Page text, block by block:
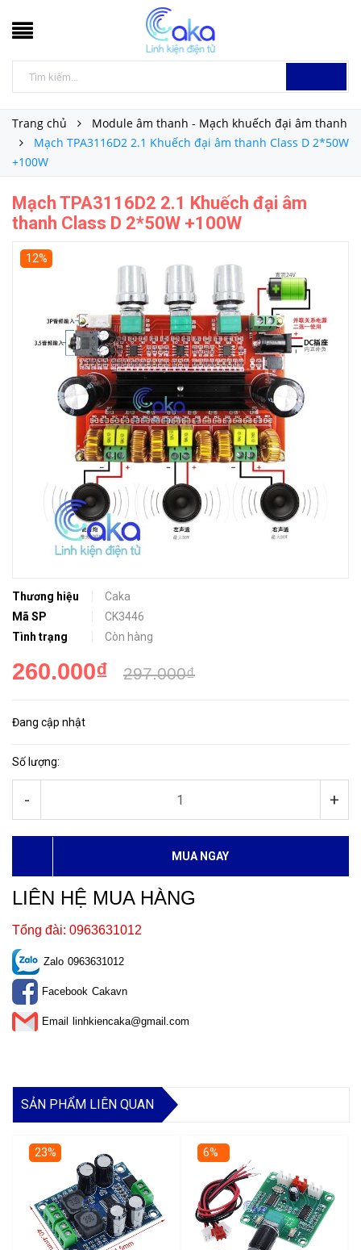
Trang chủ
Module âm thanh - Mạch khuếch đại âm thanh
Mạch TPA3116D2 2.1 Khuếch đại âm thanh Class D 2*50W
+100W
Mạch TPA3116D2 2.1 Khuếch đại âm
thanh Class D 2*50W +100W
12%
Thương hiệu
Caka
Mã SP
CK3446
Tình trạng
Còn hàng
260.000₫ 297.000₫
Đang cập nhật
Số lượng:
- +
MUA NGAY
LIÊN HỆ MUA HÀNG
Tổng đài: 0963631012
Zalo 0963631012
Facebook Cakavn
Email linhkiencaka@gmail.com
SẢN PHẨM LIÊN QUAN
23% 6%